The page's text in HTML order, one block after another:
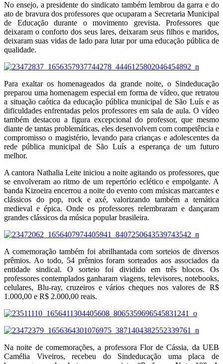
No ensejo, a presidente do sindicato também lembrou da garra e do
ato de bravura dos professores que ocuparam a Secretaria Municipal
de Educação durante o movimento grevista. Professores que
deixaram o conforto dos seus lares, deixaram seus filhos e maridos,
deixaram suas vidas de lado para lutar por uma educação pública de
qualidade.
Para exaltar os homenageados da grande noite, o Sindeducação
preparou uma homenagem especial em forma de vídeo, que retratou
a situação caótica da educação pública municipal de São Luís e as
dificuldades enfrentadas pelos professores em sala de aula. O vídeo
também destacou a figura excepcional do professor, que mesmo
diante de tantas problemáticas, eles desenvolvem com competência e
compromisso o magistério, levando para crianças e adolescentes da
rede pública municipal de São Luís a esperança de um futuro
melhor.
A cantora Nathalia Leite iniciou a noite agitando os professores, que
se envolveram ao ritmo de um repertório eclético e empolgante. A
banda Kizoeira encerrou a noite do evento com músicas marcantes e
clássicos do pop, rock e axé, valorizando também a temática
medieval e épica. Onde os professores relembraram e dançaram
grandes clássicos da música popular brasileira.
A comemoração também foi abrilhantada com sorteios de diversos
prêmios. Ao todo, 54 prêmios foram sorteados aos associados da
entidade sindical. O sorteio foi dividido em três blocos. Os
professores contemplados ganharam viagens, televisores, notebooks,
celulares, Blu-ray, cruzeiros e vários cheques nos valores de R$
1.000,00 e R$ 2.000,00 reais.
Na noite de comemorações, a professora Flor de Cássia, da UEB
Camélia Viveiros, recebeu do Sindeducação uma placa de